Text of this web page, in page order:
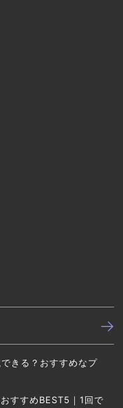
きる？おすすめなプ
すすめBEST5｜1回で